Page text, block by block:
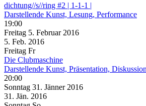
dichtung//s//ring #2 | 1-1-1 |
Darstellende Kunst, Lesung, Performance
19:00
Freitag 5. Februar 2016
5. Feb. 2016
Freitag Fr
Die Clubmaschine
Darstellende Kunst, Präsentation, Diskussion
20:00
Sonntag 31. Jänner 2016
31. Jän. 2016